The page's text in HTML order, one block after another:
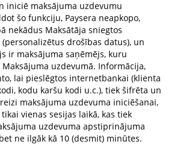
iniciē maksājuma uzdevumu
šo funkciju, Paysera neapkopo,
nekādus Maksātāja sniegtos
drošības datus), un
ir maksājuma saņēmējs, kuru
uzdevumā. Informācija,
lai pieslēgtos internetbankai (klienta
kodu karšu kodi u.c.), tiek šifrēta un
maksājuma uzdevuma iniciēšanai,
vienas sesijas laikā, kas tiek
uzdevuma apstiprinājuma
ne ilgāk kā 10 (desmit) minūtes.